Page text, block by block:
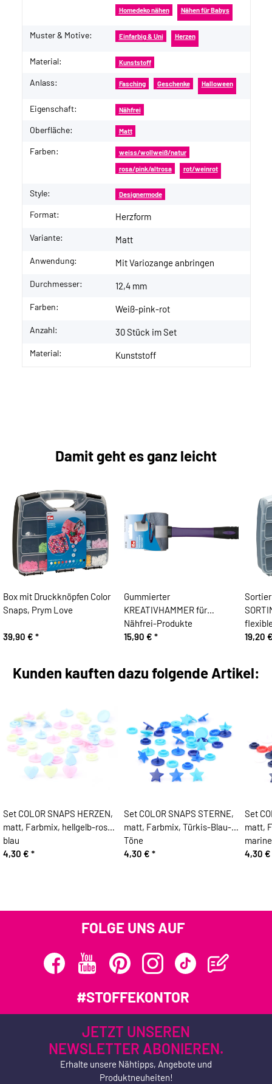
Homedeko nähen Nähen für Babys
Muster & Motive: Einfarbig & Uni Herzen
Material: Kunststoff
Anlass: Fasching Geschenke Halloween
Eigenschaft: Nähfrei
Oberfläche: Matt
Farben: weiss/wollweiß/natur
rosa/pink/altrosa rot/weinrot
Style: Designermode
Format: Herzform
Variante: Matt
Anwendung: Mit Variozange anbringen
Durchmesser: 12,4 mm
Farben: Weiß-pink-rot
Anzahl: 30 Stück im Set
Material: Kunststoff
Damit geht es ganz leicht
Box mit Druckknöpfen Color
Snaps, Prym Love
39,90 € *
Gummierter
KREATIVHAMMER für
Nähfrei-Produkte
15,90 € *
19,20
Kunden kauften dazu folgende Artikel:
Set COLOR SNAPS HERZEN,
matt, Farbmix, hellgelb-rosa-
blau
4,30 € *
Set COLOR SNAPS STERNE,
matt, Farbmix, Türkis-Blau-
Töne
4,30 € *
Set
matt,
4,30 €
FOLGE UNS AUF
#STOFFEKONTOR
JETZT UNSEREN
NEWSLETTER ABONIEREN.
Erhalte unsere Nähtipps, Angebote und
Produktneuheiten!